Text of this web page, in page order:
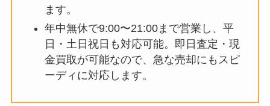
ます。
年中無休で9:00〜21:00まで営業し、平
日・土日祝日も対応可能。即日査定・現
金買取が可能なので、急な売却にもスピ
ーディに対応します。